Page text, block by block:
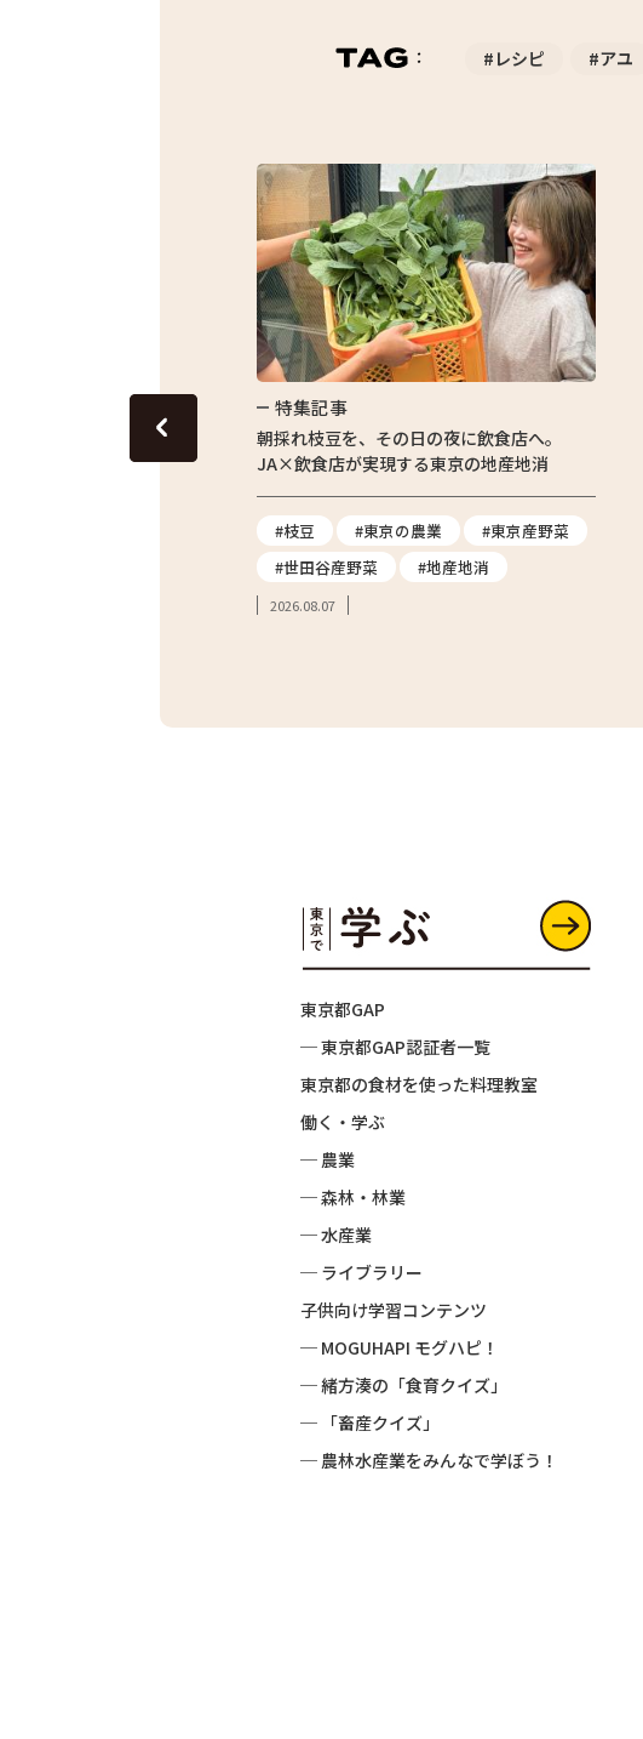
#レシピ #アユ
の田んぼ。青梅・東京繁
特集記事
朝採れ枝豆を、その日の夜に飲食店へ。
JA×飲食店が実現する東京の地産地消
#枝豆 #東京の農業
#東京産野菜
#世田谷産野菜
#地産地消
2026.08.07
東京都GAP
─ 東京都GAP認証者一覧
東京都の食材を使った料理教室
働く・学ぶ
─ 農業
─ 森林・林業
─ 水産業
─ ライブラリー
子供向け学習コンテンツ
─ MOGUHAPI モグハピ！
─ 緒方湊の「食育クイズ」
─ 「畜産クイズ」
─ 農林水産業をみんなで学ぼう！